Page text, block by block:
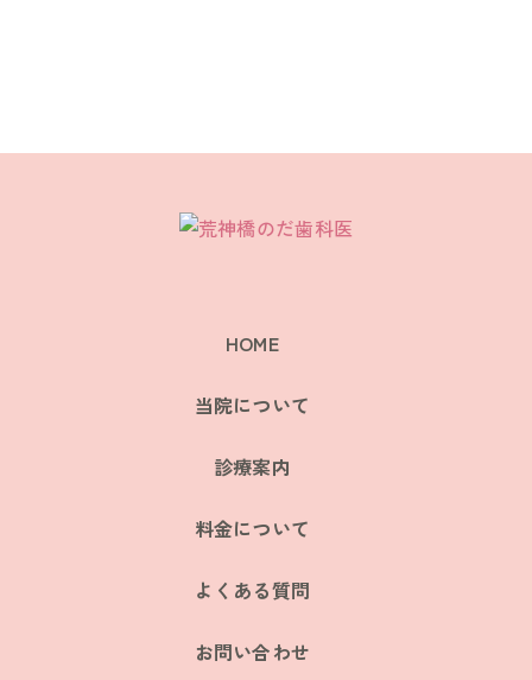
HOME
当院について
診療案内
料金について
よくある質問
お問い合わせ